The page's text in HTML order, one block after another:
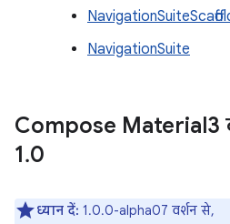
NavigationSuite
Compose Material3
1.0
ध्यान दें: 1.0.0-alpha07 वर्शन से,